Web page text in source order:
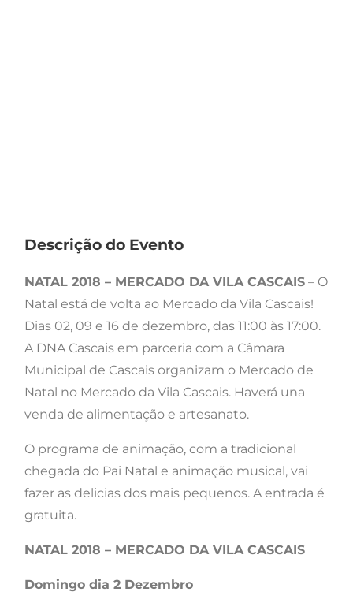
Descrição do Evento
NATAL 2018 – MERCADO DA VILA CASCAIS – O
Natal está de volta ao Mercado da Vila Cascais!
Dias 02, 09 e 16 de dezembro, das 11:00 às 17:00.
A DNA Cascais em parceria com a Câmara
Municipal de Cascais organizam o Mercado de
Natal no Mercado da Vila Cascais. Haverá una
venda de alimentação e artesanato.
O programa de animação, com a tradicional
chegada do Pai Natal e animação musical, vai
fazer as delicias dos mais pequenos. A entrada é
gratuita.
NATAL 2018 – MERCADO DA VILA CASCAIS
Domingo dia 2 Dezembro